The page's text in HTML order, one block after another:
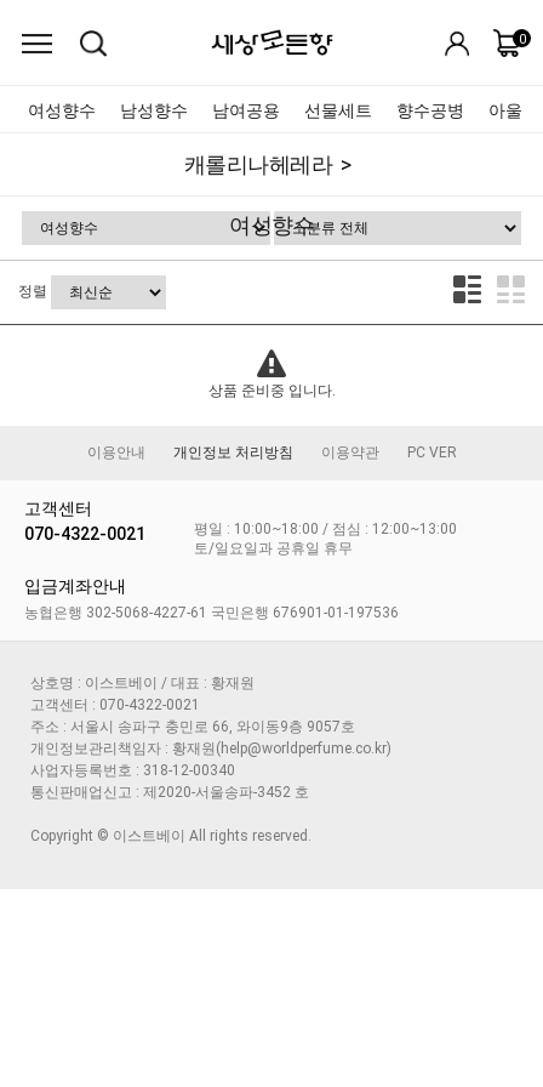
0
여성향수 남성향수 남여공용 선물세트 향수공병 아울렛
캐롤리나헤레라
여성향수
정렬
상품 준비중 입니다.
이용안내 개인정보 처리방침 이용약관 PC VER
고객센터
070-4322-0021
평일 : 10:00~18:00 / 점심 : 12:00~13:00
토/일요일과 공휴일 휴무
입금계좌안내
농협은행 302-5068-4227-61 국민은행 676901-01-197536
상호명 : 이스트베이 / 대표 : 황재원
고객센터 : 070-4322-0021
주소 : 서울시 송파구 충민로 66, 와이동9층 9057호
개인정보관리책임자 : 황재원(help@worldperfume.co.kr)
사업자등록번호 : 318-12-00340
통신판매업신고 : 제2020-서울송파-3452 호
Copyright © 이스트베이 All rights reserved.